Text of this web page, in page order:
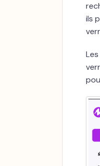
ils